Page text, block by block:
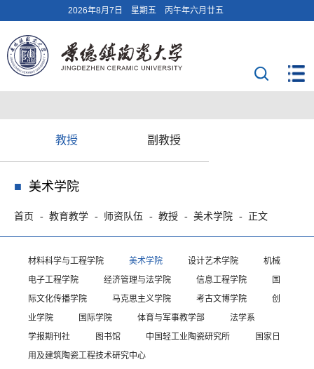
2026年8月7日 星期五 丙午年六月廿五
教授 副教授
美术学院
首页 教育教学 师资队伍 教授 美术学院 正文
材料科学与工程学院 美术学院 设计艺术学院
机械
电子工程学院
经济管理与法学院 信息工程学院
国
际文化传播学院
马克思主义学院 考古文博学院
创
业学院
国际学院 体育与军事教学部
法学系
学报期刊社
图书馆 中国轻工业陶瓷研究所
国家日
用及建筑陶瓷工程技术研究中心